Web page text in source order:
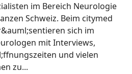
im Bereich Neurologie
Schweiz. Beim citymed
sich im
mit Interviews,
und vielen
zu...